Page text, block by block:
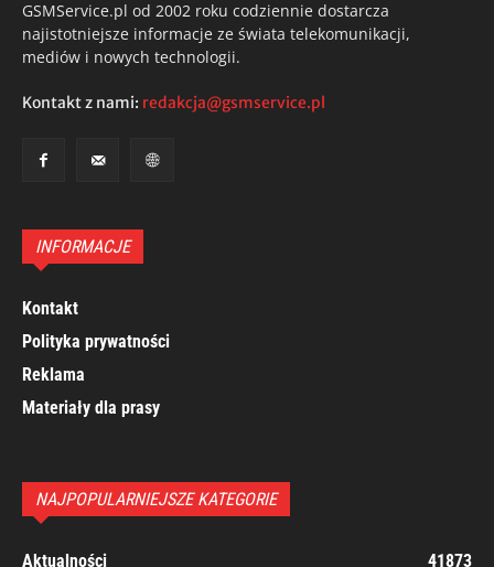
GSMService.pl od 2002 roku codziennie dostarcza
najistotniejsze informacje ze świata telekomunikacji,
mediów i nowych technologii.
Kontakt z nami: redakcja@gsmservice.pl
INFORMACJE
Kontakt
Polityka prywatności
Reklama
Materiały dla prasy
NAJPOPULARNIEJSZE KATEGORIE
Aktualności 41873